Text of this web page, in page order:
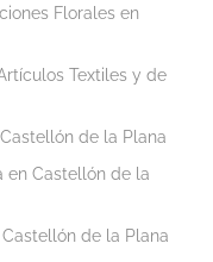
Florales en
Textiles y de
de la Plana
en Castellón de la
de la Plana